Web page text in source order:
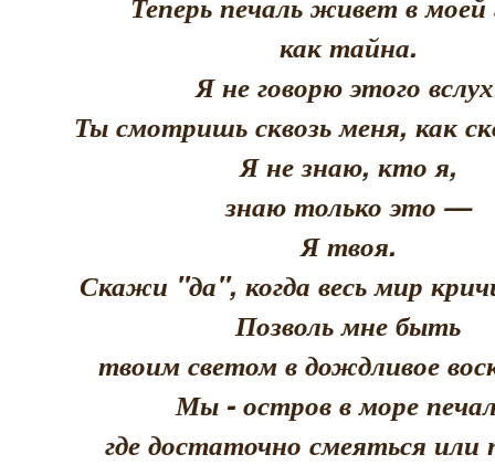
как тайна.
Я не говорю этого
Ты смотришь сквозь меня, как
Я не знаю, кто я,
знаю только это —
Я твоя.
Скажи "да", когда весь мир
Позволь мне быть
твоим светом в дождливое
Мы - остров в море
где достаточно смеяться или